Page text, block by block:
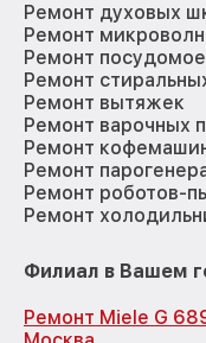
Ремонт духовых
Ремонт
Ремонт
Ремонт
Ремонт вытяжек
Ремонт варочных
Ремонт
Ремонт
Ремонт роботов-
Ремонт
Филиал в Вашем
Ремонт Miele G